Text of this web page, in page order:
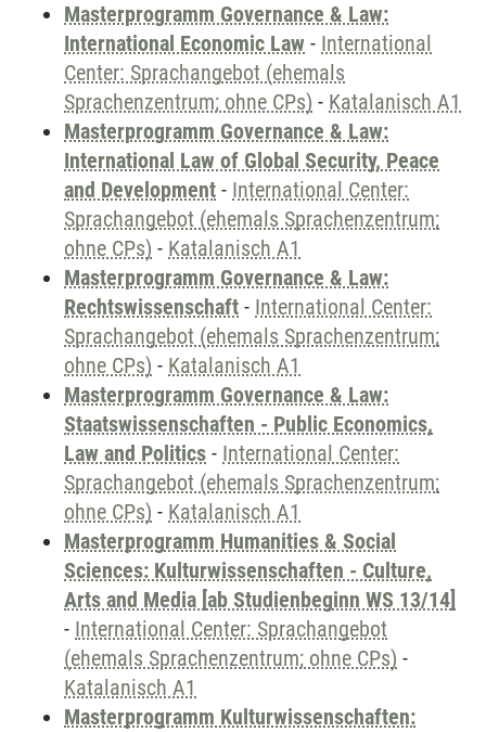
Masterprogramm Governance & Law:
International Economic Law - International
Center: Sprachangebot (ehemals
Sprachenzentrum; ohne CPs) - Katalanisch A1
Masterprogramm Governance & Law:
International Law of Global Security, Peace
and Development - International Center:
Sprachangebot (ehemals Sprachenzentrum;
ohne CPs) - Katalanisch A1
Masterprogramm Governance & Law:
Rechtswissenschaft - International Center:
Sprachangebot (ehemals Sprachenzentrum;
ohne CPs) - Katalanisch A1
Masterprogramm Governance & Law:
Staatswissenschaften - Public Economics,
Law and Politics - International Center:
Sprachangebot (ehemals Sprachenzentrum;
ohne CPs) - Katalanisch A1
Masterprogramm Humanities & Social
Sciences: Kulturwissenschaften - Culture,
Arts and Media [ab Studienbeginn WS 13/14]
- International Center: Sprachangebot
(ehemals Sprachenzentrum; ohne CPs) -
Katalanisch A1
Masterprogramm Kulturwissenschaften: